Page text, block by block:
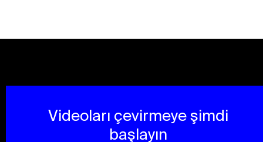
Videoları çevirmeye şimdi
başlayın